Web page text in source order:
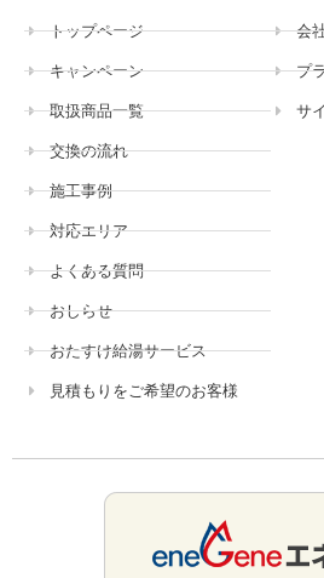
トップページ
キャンペーン
取扱商品一覧
交換の流れ
施工事例
対応エリア
よくある質問
おしらせ
おたすけ給湯サービス
見積もりをご希望のお客様
会
プ
サ